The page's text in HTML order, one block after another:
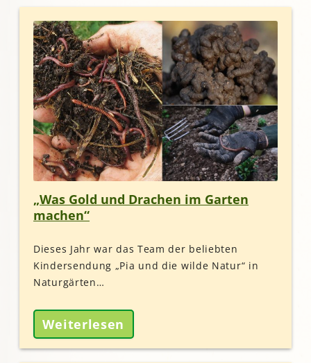
„Was Gold und Drachen im Garten
machen“
Dieses Jahr war das Team der beliebten
Kindersendung „Pia und die wilde Natur“ in
Naturgärten…
Weiterlesen